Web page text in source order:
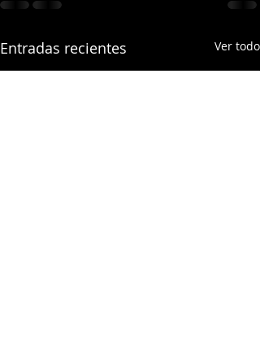
Entradas recientes Ver todo